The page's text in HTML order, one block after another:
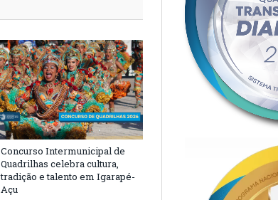
Concurso Intermunicipal de
Quadrilhas celebra cultura,
tradição e talento em Igarapé-
Açu